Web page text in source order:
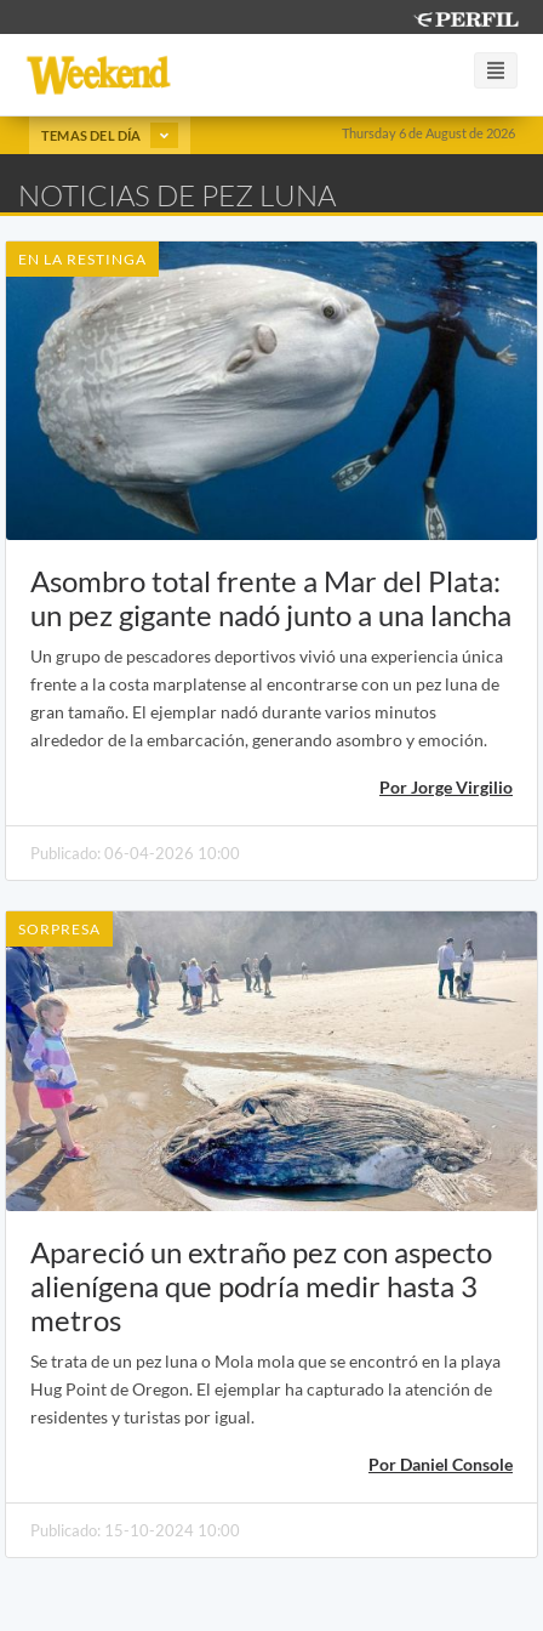
Thursday 6 de August de 2026
TEMAS DEL DÍA
NOTICIAS DE PEZ LUNA
EN LA RESTINGA
Asombro total frente a Mar del Plata:
un pez gigante nadó junto a una lancha
Un grupo de pescadores deportivos vivió una experiencia única
frente a la costa marplatense al encontrarse con un pez luna de
gran tamaño. El ejemplar nadó durante varios minutos
alrededor de la embarcación, generando asombro y emoción.
Por Jorge Virgilio
Publicado: 06-04-2026 10:00
SORPRESA
Apareció un extraño pez con aspecto
alienígena que podría medir hasta 3
metros
Se trata de un pez luna o Mola mola que se encontró en la playa
Hug Point de Oregon. El ejemplar ha capturado la atención de
residentes y turistas por igual.
Por Daniel Console
Publicado: 15-10-2024 10:00